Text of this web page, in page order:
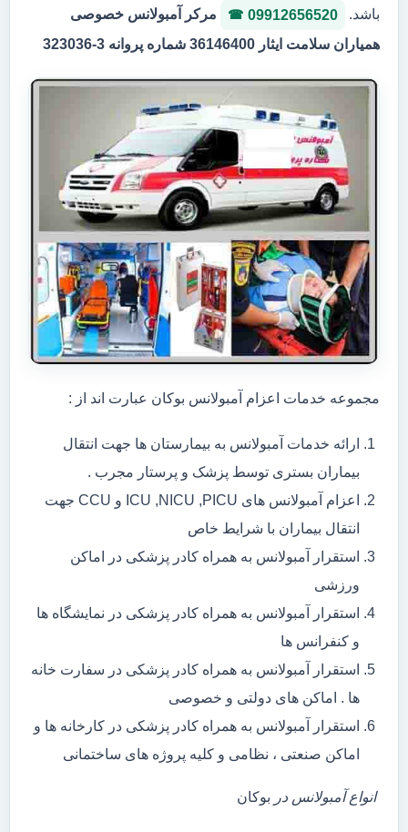
باشد.
09912656520
مرکر آمبولانس خصوصی
همیاران سلامت ایثار 36146400 شماره پروانه 3-323036
مجموعه خدمات اعزام آمبولانس بوکان عبارت اند از :
ارائه خدمات آمبولانس به بیمارستان ها جهت انتقال
بیماران بستری توسط پزشک و پرستار مجرب .
اعزام آمبولانس های ICU ,NICU ,PICU و CCU جهت
انتقال بیماران با شرایط خاص
استقرار آمبولانس به همراه کادر پزشکی در اماکن
ورزشی
استقرار آمبولانس به همراه کادر پزشکی در نمایشگاه ها
و کنفرانس ها
استقرار آمبولانس به همراه کادر پزشکی در سفارت خانه
ها . اماکن های دولتی و خصوصی
استقرار آمبولانس به همراه کادر پزشکی در کارخانه ها و
اماکن صنعتی ، نظامی و کلیه پروژه های ساختمانی
انواع آمبولانس در بوکان